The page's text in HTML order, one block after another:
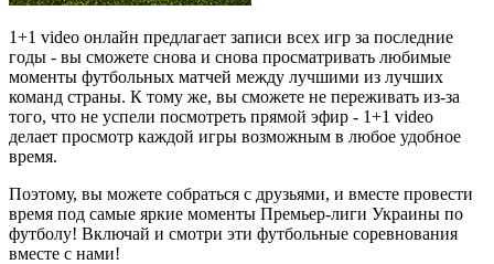
1+1 video онлайн предлагает записи всех игр за последние
годы - вы сможете снова и снова просматривать любимые
моменты футбольных матчей между лучшими из лучших
команд страны. К тому же, вы сможете не переживать из-за
того, что не успели посмотреть прямой эфир - 1+1 video
делает просмотр каждой игры возможным в любое удобное
время.
Поэтому, вы можете собраться с друзьями, и вместе провести
время под самые яркие моменты Премьер-лиги Украины по
футболу! Включай и смотри эти футбольные соревнования
вместе с нами!